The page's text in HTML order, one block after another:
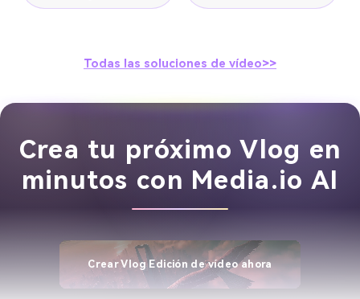
Todas las soluciones de vídeo>>
Crea tu próximo Vlog en
minutos con Media.io AI
Crear Vlog Edición de vídeo ahora